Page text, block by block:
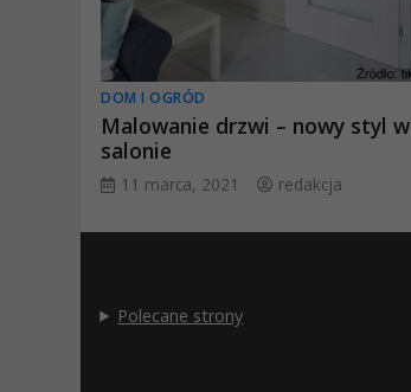
DOM I OGRÓD
Malowanie drzwi – nowy styl w
salonie
11 marca, 2021 redakcja
Polecane strony